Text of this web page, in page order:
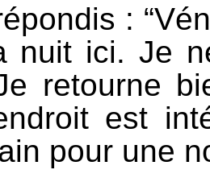
:
nuit ici. Je
retourne
est
pour une